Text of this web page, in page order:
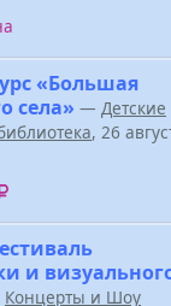
«Большая
села» — Детские
, 26
и
Концерты и Шоу